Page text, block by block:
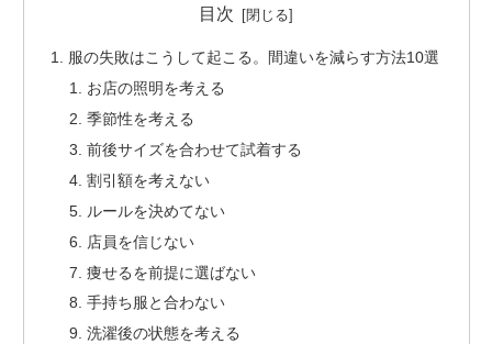
目次
服の失敗はこうして起こる。間違いを減らす方法10選
お店の照明を考える
季節性を考える
前後サイズを合わせて試着する
割引額を考えない
ルールを決めてない
店員を信じない
痩せるを前提に選ばない
手持ち服と合わない
洗濯後の状態を考える